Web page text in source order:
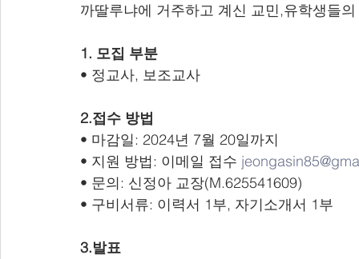
까딸루냐에 거주하고 계신 교민,유학생들
1. 모집 부분
• 정교사, 보조교사
2.접수 방법
• 마감일: 2024년 7월 20일까지
• 지원 방법: 이메일 접수
• 문의: 신정아 교장(M.625541609)
• 구비서류: 이력서 1부, 자기소개서 1부
3.발표